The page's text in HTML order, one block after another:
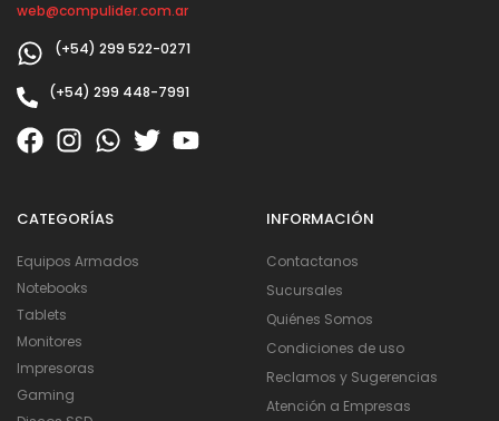
web@compulider.com.ar
(+54) 299 522-0271
(+54) 299 448-7991
CATEGORÍAS
Equipos Armados
Notebooks
Tablets
Monitores
Impresoras
Gaming
INFORMACIÓN
Contactanos
Sucursales
Quiénes Somos
Condiciones de uso
Reclamos y Sugerencias
Atención a Empresas